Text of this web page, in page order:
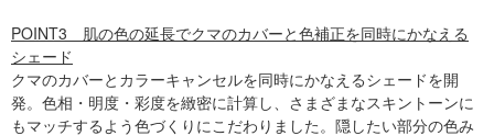
POINT3 肌の色の延長でクマのカバーと色補正を同時にかなえる
シェード
クマのカバーとカラーキャンセルを同時にかなえるシェードを開
発。色相・明度・彩度を緻密に計算し、さまざまなスキントーンに
もマッチするよう色づくりにこだわりました。隠したい部分の色み